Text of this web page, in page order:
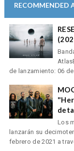
RECOMMENDED
de lanzamiento: 06
Los
lanzarán su
febrero de 2021 a